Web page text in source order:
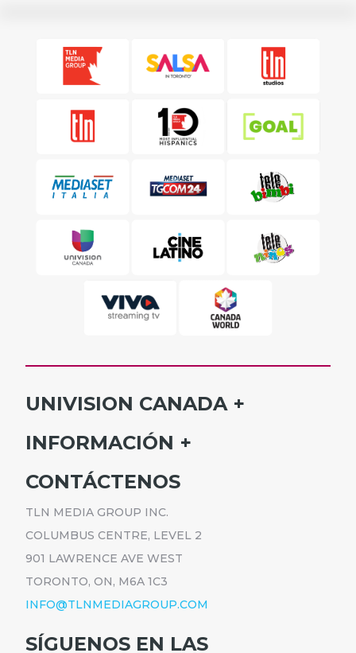
UNIVISION CANADA
INICIO
PROGRAMAS
INFORMACIÓN
SUSCRÍBETE
CARRERAS
POLÍTICA DE PRIVACIDAD
ACCESIBILIDAD
CONTÁCTENOS
TLN MEDIA GROUP INC.
COLUMBUS CENTRE, LEVEL 2
901 LAWRENCE AVE WEST
TORONTO, ON, M6A 1C3
INFO@TLNMEDIAGROUP.COM
SÍGUENOS EN LAS